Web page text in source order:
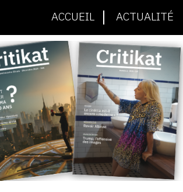
ACCUEIL ACTUALITÉ